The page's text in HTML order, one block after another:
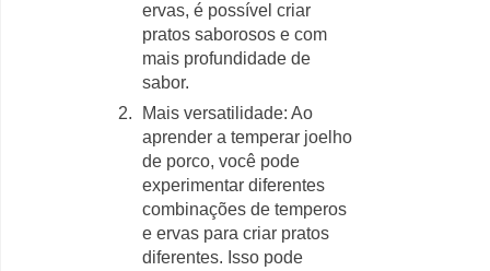
ervas, é possível criar
pratos saborosos e com
mais profundidade de
sabor.
Mais versatilidade: Ao
aprender a temperar joelho
de porco, você pode
experimentar diferentes
combinações de temperos
e ervas para criar pratos
diferentes. Isso pode